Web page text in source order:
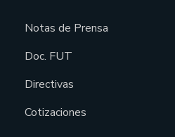
Notas de Prensa
Doc. FUT
Directivas
Cotizaciones